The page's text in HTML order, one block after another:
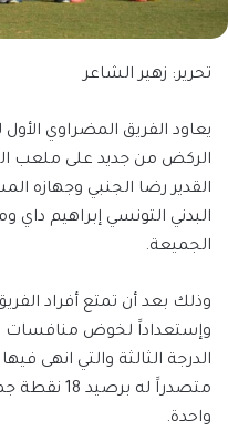
تحرير: زهير الشاعر
يعاود الفريق المضراوي
الركض من جديد على ملعب
القدير رضا الجنبي وجهازه
البدني التونسي إبراهيم
الجميعة.
وذلك بعد أن تمتع أفراد
وإستعداداََ لخوض منافسات
الدرجة الثالثة والتي انهى
متصدراََ له
واحدة.